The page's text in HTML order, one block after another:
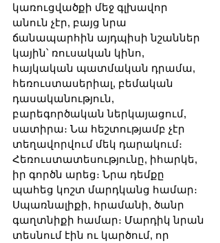
կառուցվածքի մեջ գլխավոր
անուն չէր, բայց նրա
ճանապարհին այդպիսի նշաններ
կային՝ ռուսական կինո,
հայկական պատմական դրամա,
հեռուստասերիալ, բեմական
դասականություն,
բարեգործական ներկայացում,
սատիրա։ Նա հեշտությամբ չէր
տեղավորվում մեկ դարակում։
Հեռուստատեսությունը, իհարկե,
իր գործն արեց։ Նրա դեմքը
պահեց կոշտ մարդկանց համար։
Սպառնալիքի, հրամանի, ծանր
գաղտնիքի համար։ Մարդիկ նրան
տեսնում էին ու կարծում, որ